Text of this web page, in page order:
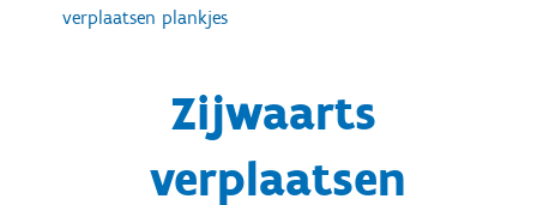
verplaatsen plankjes
Zijwaarts
verplaatsen